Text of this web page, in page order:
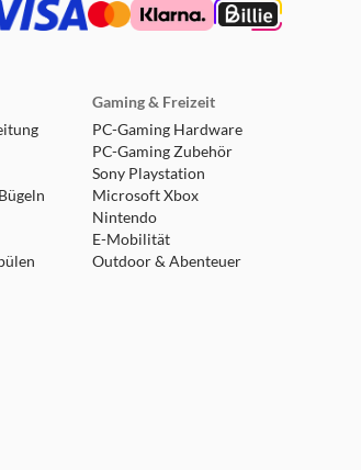
Webcam-Mikrofone miserabel
so ein detailliertes und
können. Einige Dinge
Abwärtskompatibilität mit
Gaming & Freizeit
PC-Gaming Hardware
PC-Gaming Zubehör
Sony Playstation
Microsoft Xbox
Nintendo
E-Mobilität
Outdoor & Abenteuer